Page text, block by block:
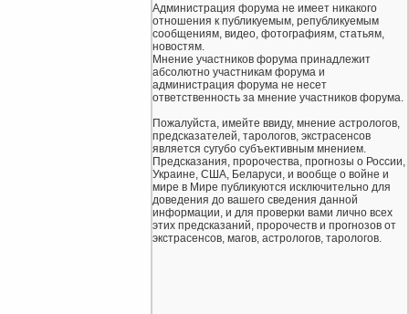
Администрация форума не имеет никакого
отношения к публикуемым, републикуемым
сообщениям, видео, фотографиям, статьям,
новостям.
Мнение участников форума принадлежит
абсолютно участникам форума и
администрация форума не несет
ответственность за мнение участников форума.
Пожалуйста, имейте ввиду, мнение астрологов,
предсказателей, тарологов, экстрасенсов
является сугубо субъективным мнением.
Предсказания, пророчества, прогнозы о России,
Украине, США, Беларуси, и вообще о войне и
мире в Мире публикуются исключительно для
доведения до вашего сведения данной
информации, и для проверки вами лично всех
этих предсказаний, пророчеств и прогнозов от
экстрасенсов, магов, астрологов, тарологов.